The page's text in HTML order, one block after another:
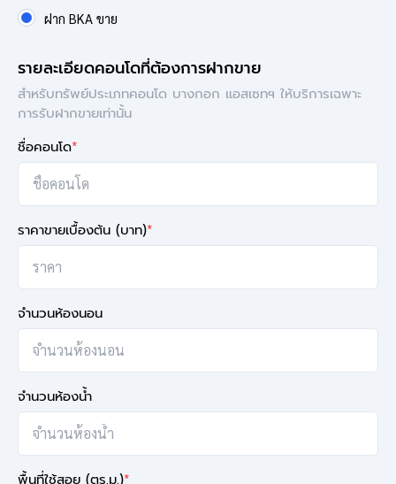
ฝาก BKA ขาย
รายละเอียดคอนโดที่ต้องการฝากขาย
สำหรับทรัพย์ประเภทคอนโด บางกอก แอสเซทฯ ให้บริการเฉพาะ
การรับฝากขายเท่านั้น
ชื่อคอนโด*
ราคาขายเบื้องต้น (บาท)*
จำนวนห้องนอน
จำนวนห้องน้ำ
พื้นที่ใช้สอย (ตร.ม.)*